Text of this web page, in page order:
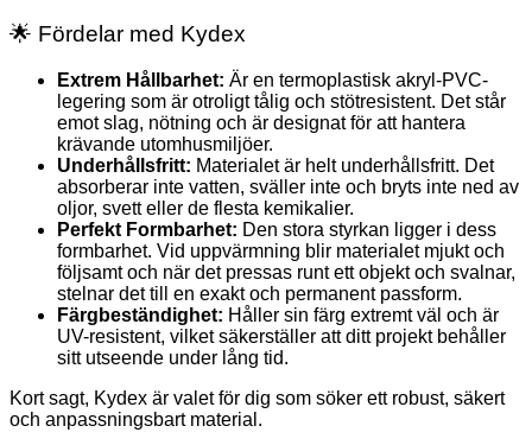
🌟 Fördelar med Kydex
Extrem Hållbarhet: Är en termoplastisk akryl-PVC-
legering som är otroligt tålig och stötresistent. Det står
emot slag, nötning och är designat för att hantera
krävande utomhusmiljöer.
Underhållsfritt: Materialet är helt underhållsfritt. Det
absorberar inte vatten, sväller inte och bryts inte ned av
oljor, svett eller de flesta kemikalier.
Perfekt Formbarhet: Den stora styrkan ligger i dess
formbarhet. Vid uppvärmning blir materialet mjukt och
följsamt och när det pressas runt ett objekt och svalnar,
stelnar det till en exakt och permanent passform.
Färgbeständighet: Håller sin färg extremt väl och är
UV-resistent, vilket säkerställer att ditt projekt behåller
sitt utseende under lång tid.
Kort sagt, Kydex är valet för dig som söker ett robust, säkert
och anpassningsbart material.